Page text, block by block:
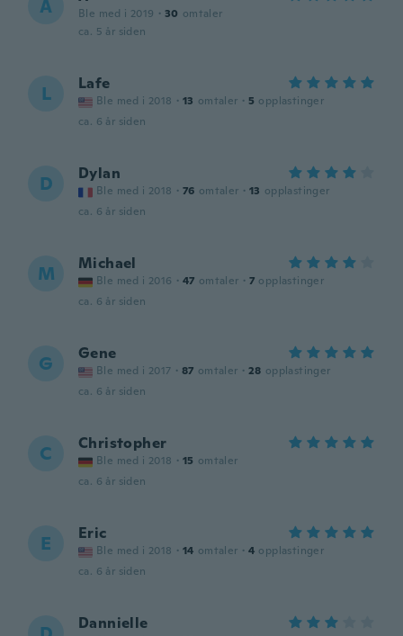
A Ble med i 2019 · 30 omtaler
ca. 5 år siden
L Lafe
Ble med i 2018 · 13 omtaler · 5 opplastinger
ca. 6 år siden
D Dylan
Ble med i 2018 · 76 omtaler · 13 opplastinger
ca. 6 år siden
M Michael
Ble med i 2016 · 47 omtaler · 7 opplastinger
ca. 6 år siden
G Gene
Ble med i 2017 · 87 omtaler · 28 opplastinger
ca. 6 år siden
C Christopher
Ble med i 2018 · 15 omtaler
ca. 6 år siden
E Eric
Ble med i 2018 · 14 omtaler · 4 opplastinger
ca. 6 år siden
Dannielle